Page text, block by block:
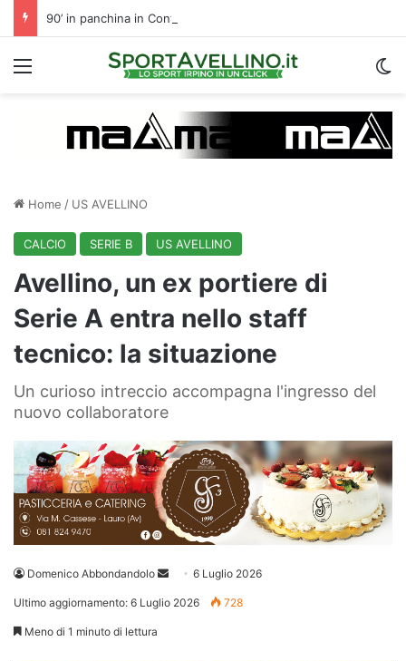
Menu
Home / US AVELLINO
CALCIO SERIE B US AVELLINO
Avellino, un ex portiere di
Serie A entra nello staff
tecnico: la situazione
Un curioso intreccio accompagna l'ingresso del
nuovo collaboratore
Domenico Abbondandolo
Invia 6 Luglio 2026
Ultimo aggiornamento: 6 Luglio 2026 728
Meno di 1 minuto di lettura